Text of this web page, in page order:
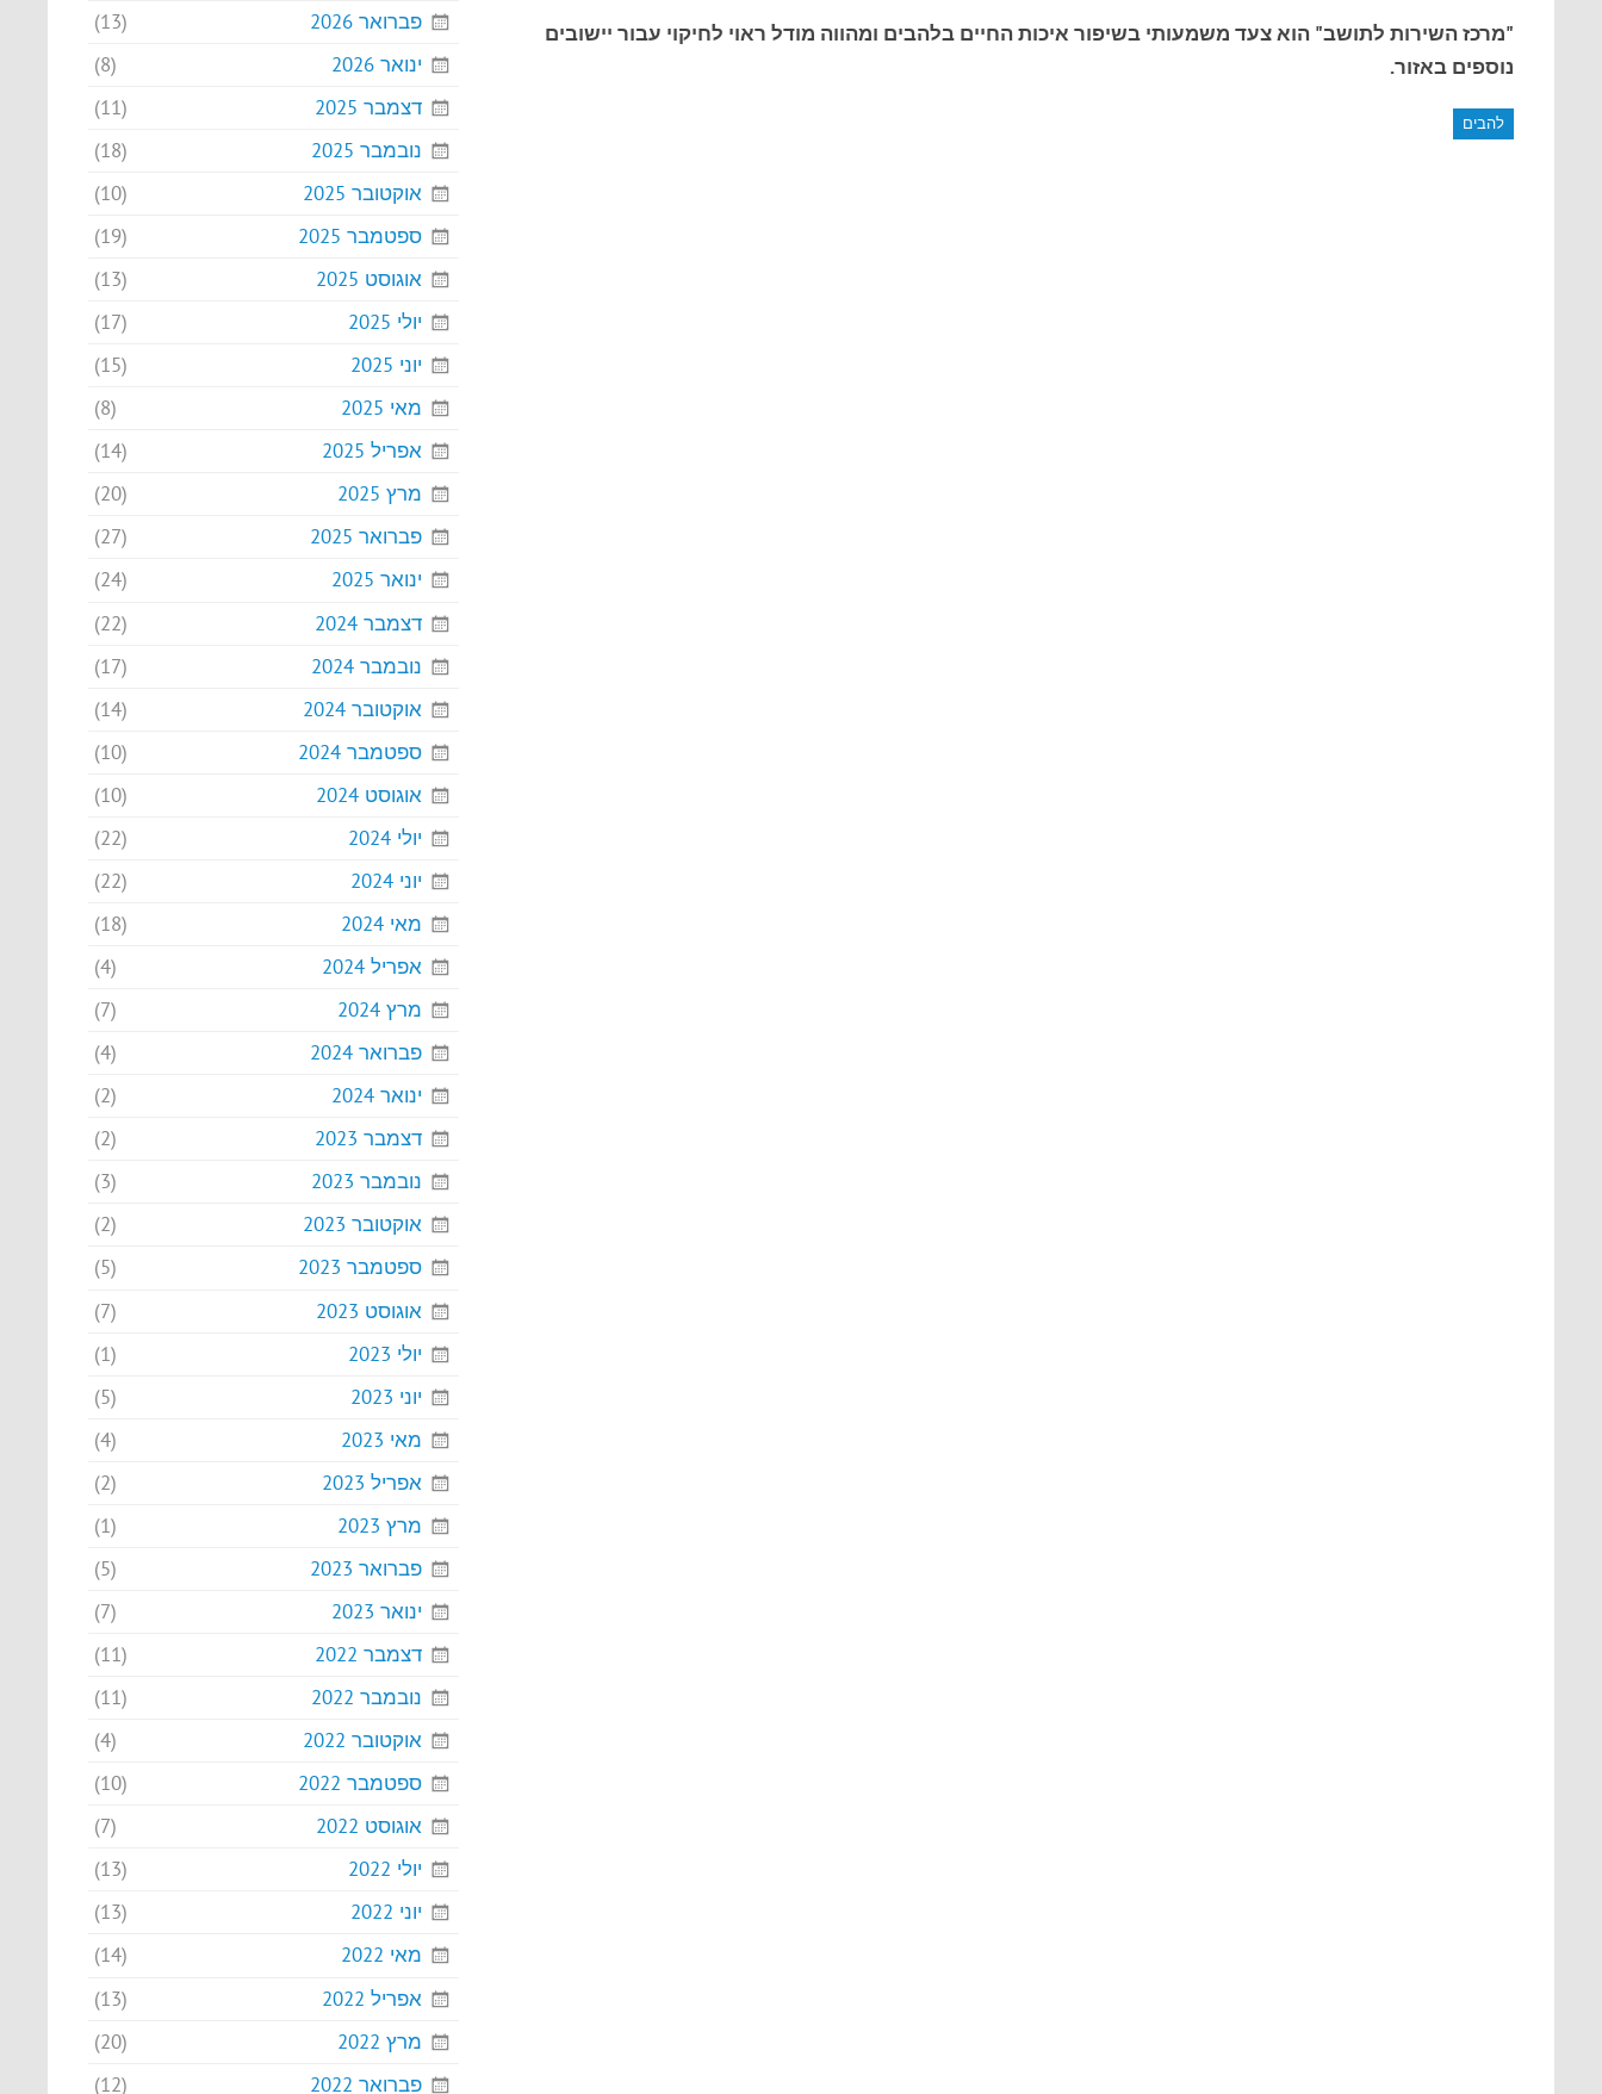
"מרכז השירות לתושב" הוא צעד משמעותי בשיפור איכות החיים בלהבים ומהווה מודל ראוי לחיקוי עבור יישובים
נוספים באזור.
להבים
פברואר 2026
(13)
ינואר 2026
(8)
דצמבר 2025
(11)
נובמבר 2025
(18)
אוקטובר 2025
(10)
ספטמבר 2025
(19)
אוגוסט 2025
(13)
יולי 2025
(17)
יוני 2025
(15)
מאי 2025
(8)
אפריל 2025
(14)
מרץ 2025
(20)
פברואר 2025
(27)
ינואר 2025
(24)
דצמבר 2024
(22)
נובמבר 2024
(17)
אוקטובר 2024
(14)
ספטמבר 2024
(10)
אוגוסט 2024
(10)
יולי 2024
(22)
יוני 2024
(22)
מאי 2024
(18)
אפריל 2024
(4)
מרץ 2024
(7)
פברואר 2024
(4)
ינואר 2024
(2)
דצמבר 2023
(2)
נובמבר 2023
(3)
אוקטובר 2023
(2)
ספטמבר 2023
(5)
אוגוסט 2023
(7)
יולי 2023
(1)
יוני 2023
(5)
מאי 2023
(4)
אפריל 2023
(2)
מרץ 2023
(1)
פברואר 2023
(5)
ינואר 2023
(7)
דצמבר 2022
(11)
נובמבר 2022
(11)
אוקטובר 2022
(4)
ספטמבר 2022
(10)
אוגוסט 2022
(7)
יולי 2022
(13)
יוני 2022
(13)
מאי 2022
(14)
אפריל 2022
(13)
מרץ 2022
(20)
פברואר 2022
(12)